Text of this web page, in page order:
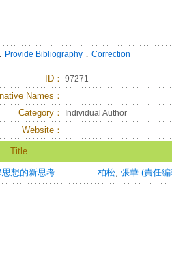
． Provide Bibliography ． Correction
ID ： 97271
Names：
Category：
Individual Author
Website：
Title
想的新思考 柏松; 張華 (責任